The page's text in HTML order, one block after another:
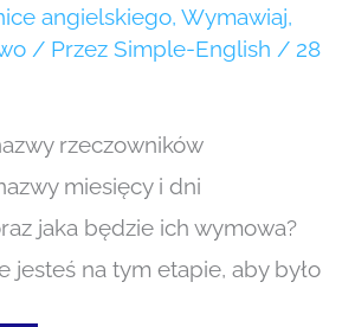
angielskiego, Wymawiaj,
/ Przez Simple-English / 28
rzeczowników
miesięcy i dni
jaka będzie ich wymowa?
jesteś na tym etapie, aby było